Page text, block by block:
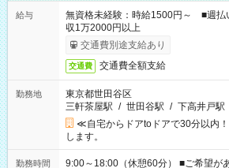
給与
無資格未経験：時給1500円～ ■週
収1万2000円以上
交通費別途支給あり
交通費 交通費全額支給
勤務地
東京都世田谷区
三軒茶屋駅 / 世田谷駅 / 下高井戸駅
≪自宅からドアtoドアで30分以内
します。
勤務時間
9:00～18:00（休憩60分） ■ご希望があれば下記シフトもOK！